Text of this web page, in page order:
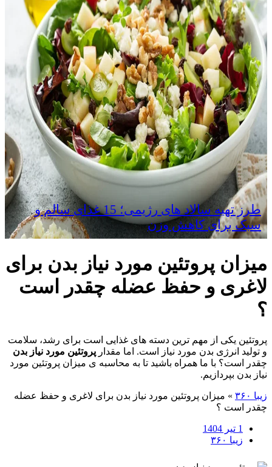
طرز تهیه سالاد های رژیمی؛ 15 غذای سالم و
سبک برای کاهش وزن
میزان پروتئین مورد نیاز بدن برای
لاغری و حفظ عضله چقدر است
؟
پروتئین یکی از مهم ترین دسته های غذایی است برای رشد، سلامت
و تولید انرژی بدن مورد نیاز است. اما مقدار پروتئین مورد نیاز بدن
چقدر است؟ با ما همراه باشید تا به محاسبه ی میزان پروتئین مورد
نیاز بدن بپردازیم.
زیبا ۳۶۰ » میزان پروتئین مورد نیاز بدن برای لاغری و حفظ عضله
چقدر است ؟
1 تیر 1404
زیبا ۳۶۰